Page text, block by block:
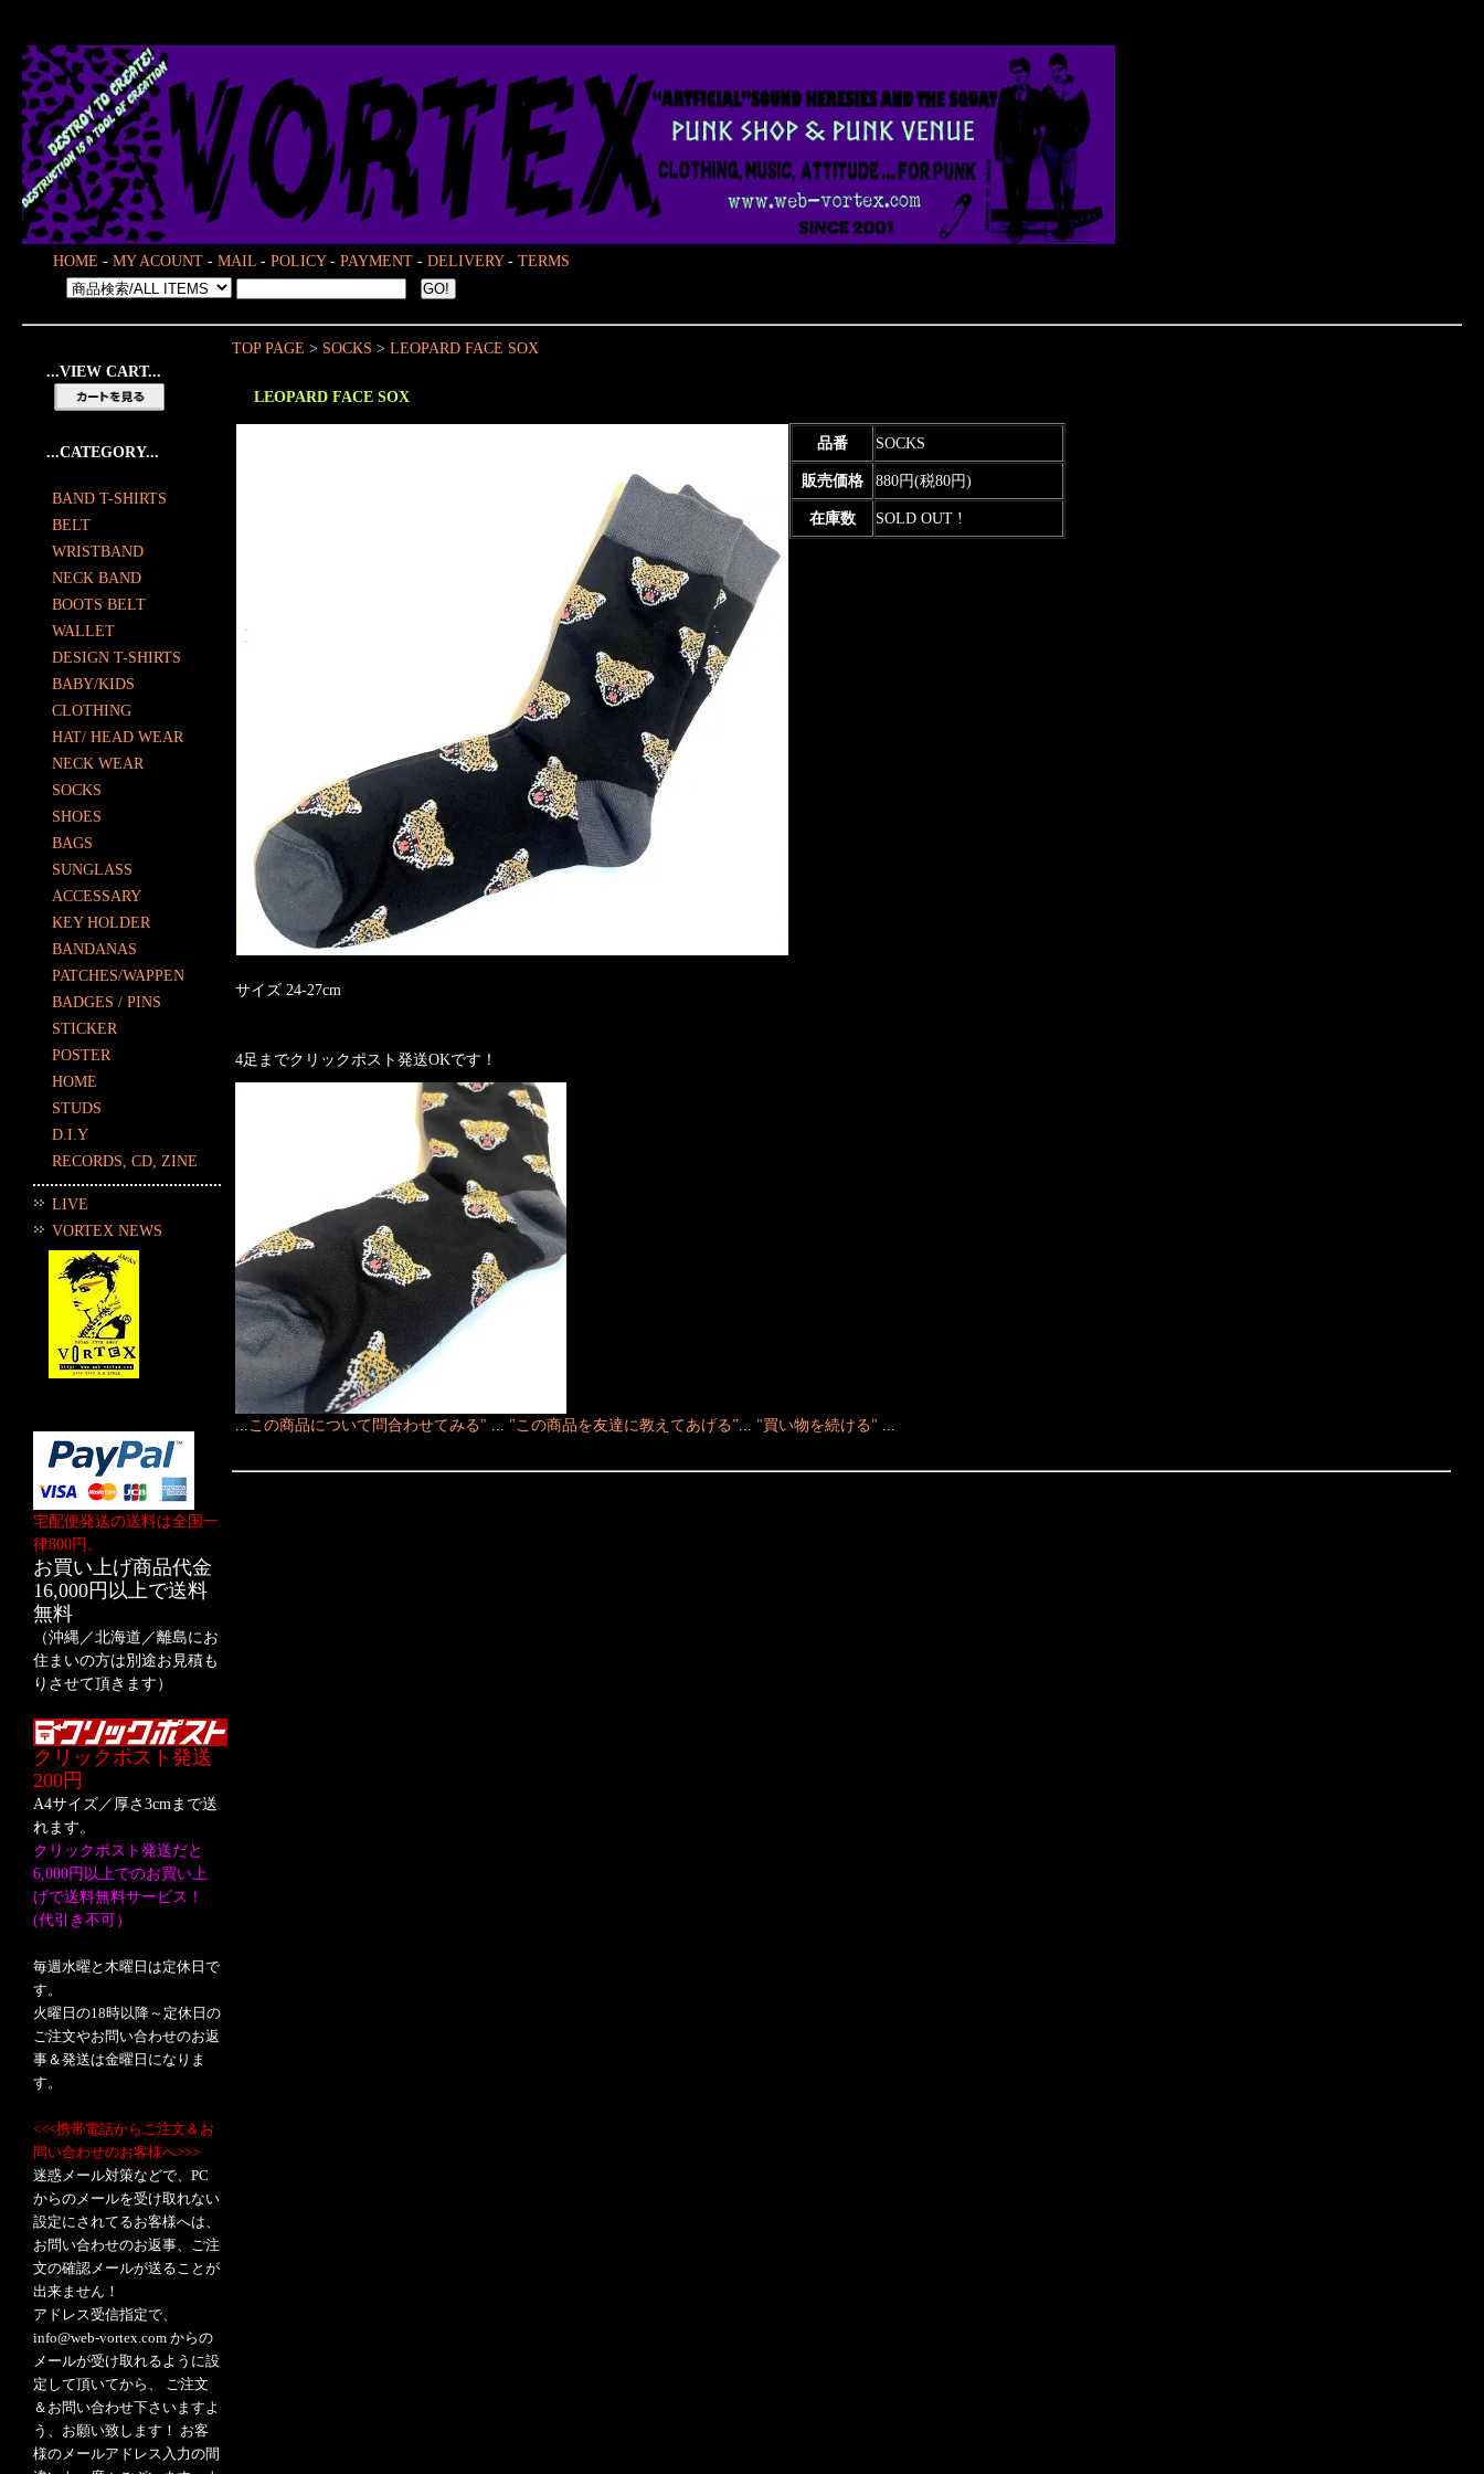
HOME - MY ACOUNT - MAIL - POLICY- PAYMENT - DELIVERY- TERMS
...VIEW CART...
...CATEGORY...
BAND T-SHIRTS
BELT
WRISTBAND
NECK BAND
BOOTS BELT
WALLET
DESIGN T-SHIRTS
BABY/KIDS
CLOTHING
HAT/ HEAD WEAR
NECK WEAR
SOCKS
SHOES
BAGS
SUNGLASS
ACCESSARY
KEY HOLDER
BANDANAS
PATCHES/WAPPEN
BADGES / PINS
STICKER
POSTER
HOME
STUDS
D.I.Y
RECORDS, CD, ZINE
LIVE
VORTEX NEWS
宅配便発送の送料は全国一
律800円。
お買い上げ商品代金
16,000円以上で送料
無料
（沖縄／北海道／離島にお
住まいの方は別途お見積も
りさせて頂きます）
クリックポスト発送
200円
A4サイズ／厚さ3cmまで送
れます。
クリックポスト発送だと
6,000円以上でのお買い上
げで送料無料サービス！
(代引き不可）
毎週水曜と木曜日は定休日で
す。
火曜日の18時以降～定休日の
ご注文やお問い合わせのお返
事＆発送は金曜日になりま
す。
<<<携帯電話からご注文＆お
問い合わせのお客様へ>>>
迷惑メール対策などで、PC
からのメールを受け取れない
設定にされてるお客様へは、
お問い合わせのお返事、ご注
文の確認メールが送ることが
出来ません！
アドレス受信指定で、
info@web-vortex.com からの
メールが受け取れるように設
定して頂いてから、 ご注文
＆お問い合わせ下さいますよ
う、お願い致します！ お客
様のメールアドレス入力の間
TOP PAGE > SOCKS > LEOPARD FACE SOX
LEOPARD FACE SOX
品番 SOCKS
販売価格 880円(税80円)
在庫数 SOLD OUT !
サイズ 24-27cm
4足までクリックポスト発送OKです！
...この商品について問合わせてみる" ... "この商品を友達に教えてあげる”... "買い物を続ける" ...